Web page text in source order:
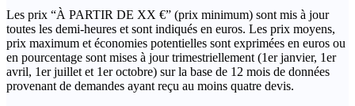
Les prix “À PARTIR DE XX €” (prix minimum) sont mis à jour
toutes les demi-heures et sont indiqués en euros. Les prix moyens,
prix maximum et économies potentielles sont exprimées en euros ou
en pourcentage sont mises à jour trimestriellement (1er janvier, 1er
avril, 1er juillet et 1er octobre) sur la base de 12 mois de données
provenant de demandes ayant reçu au moins quatre devis.